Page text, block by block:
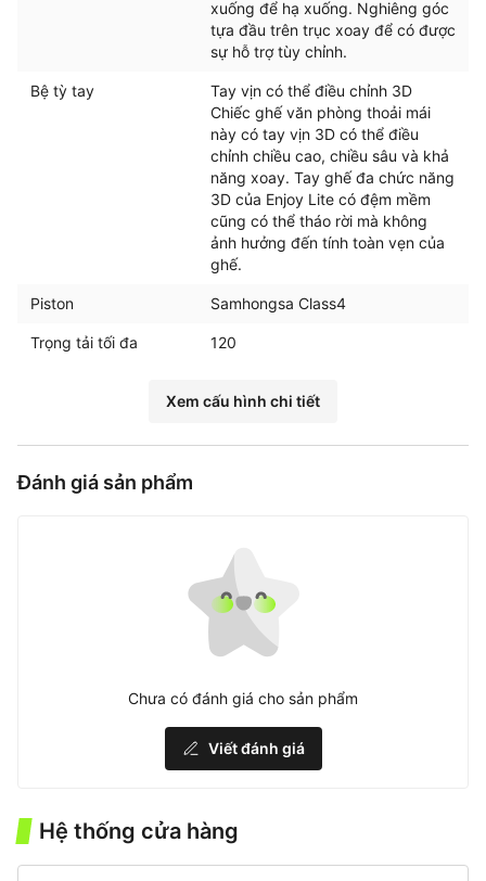
xuống để hạ xuống. Nghiêng góc
tựa đầu trên trục xoay để có được
sự hỗ trợ tùy chỉnh.
Bệ tỳ tay
Tay vịn có thể điều chỉnh 3D
Chiếc ghế văn phòng thoải mái
này có tay vịn 3D có thể điều
chỉnh chiều cao, chiều sâu và khả
năng xoay. Tay ghế đa chức năng
3D của Enjoy Lite có đệm mềm
cũng có thể tháo rời mà không
ảnh hưởng đến tính toàn vẹn của
ghế.
Piston Samhongsa Class4
Trọng tải tối đa 120
Xem cấu hình chi tiết
Đánh giá sản phẩm
Chưa có đánh giá cho sản phẩm
Viết đánh giá
Hệ thống cửa hàng